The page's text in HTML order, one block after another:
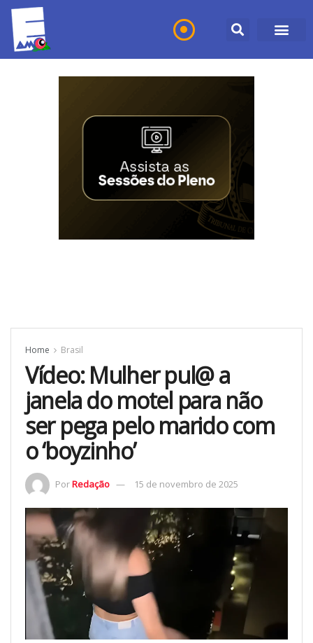
Home Brasil
Vídeo: Mulher pul@ a
janela do motel para não
ser pega pelo marido com
o ‘boyzinho’
PorRedação 15 de novembro de 2025